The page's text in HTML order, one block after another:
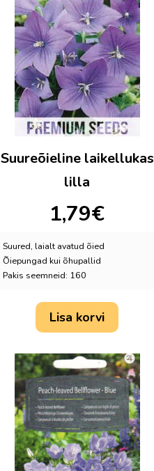
Suureõieline laikellukas
lilla
1,79€
Suured, laialt avatud õied
Õiepungad kui õhupallid
Pakis seemneid: 160
Lisa korvi